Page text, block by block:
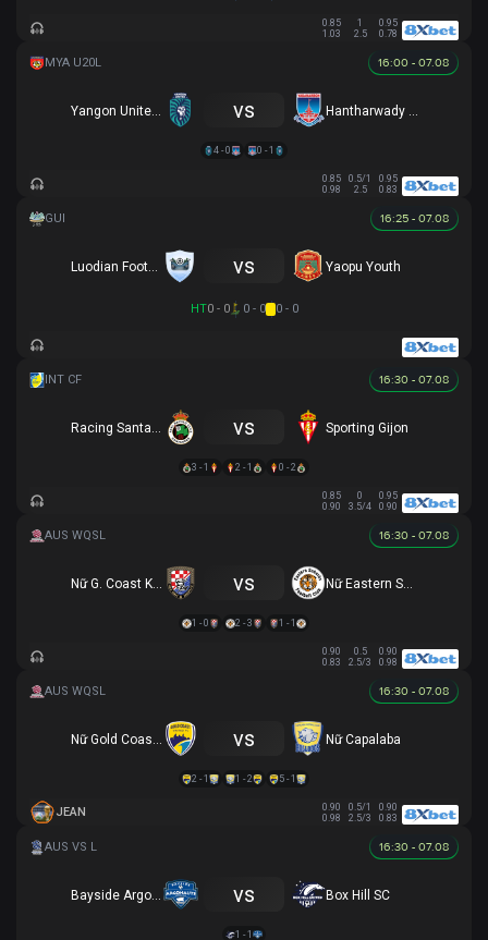
0.85 1
0.95
1.03
2.5 0.78
16:00 - 07.08
Yangon United FC U20 vs
4 - 0 0 - 1
0.85 0.5/1
0.95
0.98
2.5 0.83
16:25 - 07.08
Luodian Football Association vs Yaopu Youth
HT0 - 0 0 - 0 0 - 0
16:30 - 07.08
vs Sporting Gijon
3 - 1 2 - 1 0 - 2
0.85 0
0.95
0.90
3.5/4 0.90
16:30 - 07.08
Nữ G. Coast Knights vs Nữ Eastern Suburbs
1 - 0 2 - 3 1 - 1
0.90 0.5
0.90
0.83
2.5/3 0.98
16:30 - 07.08
vs Nữ Capalaba
2 - 1 1 - 2 5 - 1
JEAN 0.90 0.5/1
0.90
0.98
2.5/3 0.83
16:30 - 07.08
Bayside Argonauts FC vs Box Hill SC
1 - 1